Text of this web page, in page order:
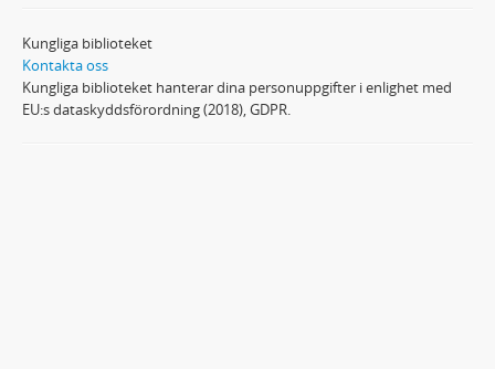
Kungliga biblioteket
Kontakta oss
Kungliga biblioteket hanterar dina personuppgifter i enlighet med
EU:s dataskyddsförordning (2018), GDPR.